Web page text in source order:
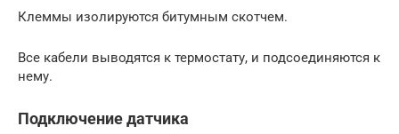
Клеммы изолируются битумным скотчем.
Все кабели выводятся к термостату, и подсоединяются к
нему.
Подключение датчика